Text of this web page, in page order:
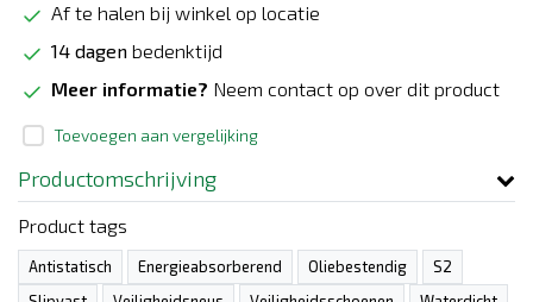
Af te halen bij winkel op locatie
14 dagen bedenktijd
Meer informatie? Neem contact op over dit product
Toevoegen aan vergelijking
Productomschrijving
Product tags
Antistatisch Energieabsorberend Oliebestendig
S2